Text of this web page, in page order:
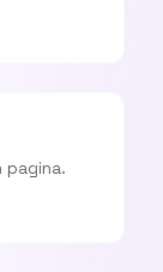
pagina.